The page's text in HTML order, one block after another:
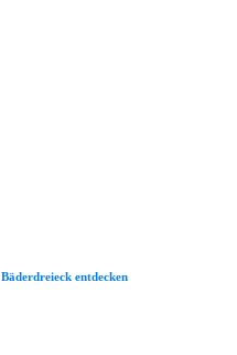
entdecken